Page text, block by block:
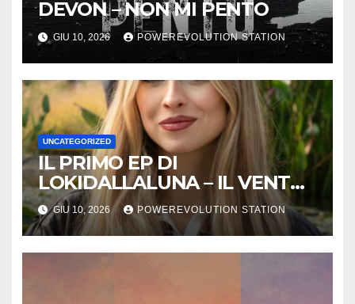
DEVON – NON MI PENTO
GIU 10, 2026 POWEREVOLUTION STATION
UNCATEGORIZED
IL PRIMO EP DI
LOKIDALLALUNA – IL VENTO
SCAPPA SE T’INNAMORI
GIU 10, 2026 POWEREVOLUTION STATION